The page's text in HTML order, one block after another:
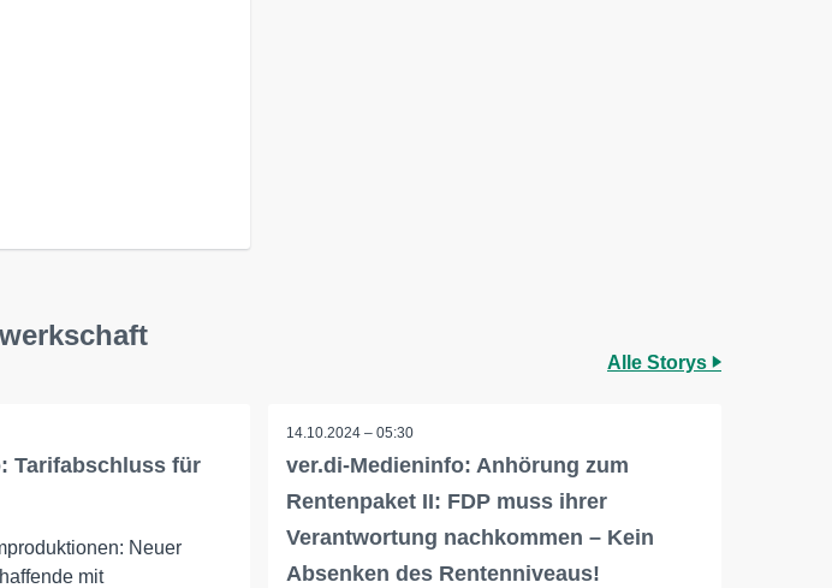
Alle Storys
Tarifabschluss für
Neuer
mit
14.10.2024 – 05:30
ver.di-Medieninfo: Anhörung zum
Rentenpaket II: FDP muss ihrer
Verantwortung nachkommen – Kein
Absenken des Rentenniveaus!